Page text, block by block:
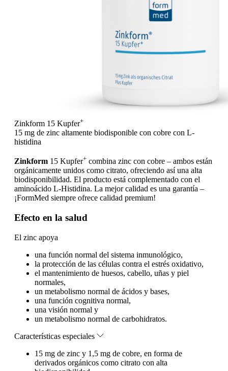
Zinkform 15 Kupfer+
15 mg de zinc altamente biodisponible con cobre con L-
histidina
Zinkform 15 Kupfer+ combina zinc con cobre – ambos están
orgánicamente unidos como citrato, ofreciendo así una alta
biodisponibilidad. El producto está complementado con el
aminoácido L-Histidina. La mejor calidad es una garantía –
¡FormMed siempre ofrece calidad premium!
Efecto en la salud
El zinc apoya
una función normal del sistema inmunológico,
la protección de las células contra el estrés oxidativo,
el mantenimiento de huesos, cabello, uñas y piel
normales,
un metabolismo normal de ácidos y bases,
una función cognitiva normal,
una visión normal y
un metabolismo normal de carbohidratos.
Características especiales
15 mg de zinc y 1,5 mg de cobre, en forma de
derivados orgánicos como citrato con alta